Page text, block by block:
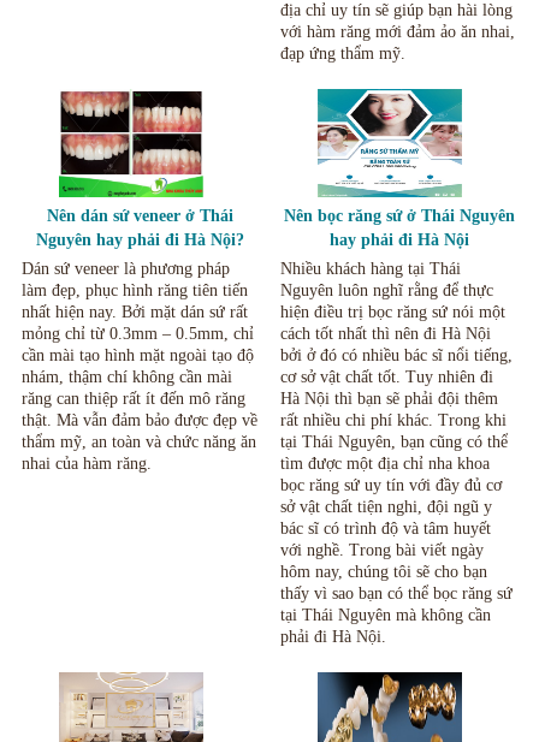
địa chỉ uy tín sẽ giúp bạn hài lòng
với hàm răng mới đảm ảo ăn nhai,
đạp ứng thẩm mỹ.
Nên dán sứ veneer ở Thái
Nguyên hay phải đi Hà Nội?
Dán sứ veneer là phương pháp
làm đẹp, phục hình răng tiên tiến
nhất hiện nay. Bởi mặt dán sứ rất
mỏng chỉ từ 0.3mm – 0.5mm, chỉ
cần mài tạo hình mặt ngoài tạo độ
nhám, thậm chí không cần mài
răng can thiệp rất ít đến mô răng
thật. Mà vẫn đảm bảo được đẹp về
thẩm mỹ, an toàn và chức năng ăn
nhai của hàm răng.
Nên bọc răng sứ ở Thái Nguyên
hay phải đi Hà Nội
Nhiều khách hàng tại Thái
Nguyên luôn nghĩ rằng để thực
hiện điều trị bọc răng sứ nói một
cách tốt nhất thì nên đi Hà Nội
bởi ở đó có nhiều bác sĩ nổi tiếng,
cơ sở vật chất tốt. Tuy nhiên đi
Hà Nội thì bạn sẽ phải đội thêm
rất nhiều chi phí khác. Trong khi
tại Thái Nguyên, bạn cũng có thể
tìm được một địa chỉ nha khoa
bọc răng sứ uy tín với đầy đủ cơ
sở vật chất tiện nghi, đội ngũ y
bác sĩ có trình độ và tâm huyết
với nghề. Trong bài viết ngày
hôm nay, chúng tôi sẽ cho bạn
thấy vì sao bạn có thể bọc răng sứ
tại Thái Nguyên mà không cần
phải đi Hà Nội.